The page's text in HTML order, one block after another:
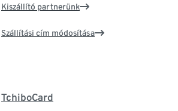
Kiszállító partnerünk
Szállítási cím módosítása
TchiboCard